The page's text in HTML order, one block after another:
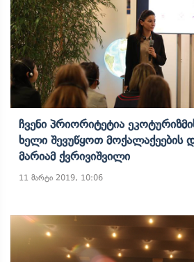
Ჩვენი Პრიორიტეტია
Ხელი Შევუწყოთ Მოქალაქეების
Მარიამ Ქვრივიშვილი
11 მარტი 2019, 10:06